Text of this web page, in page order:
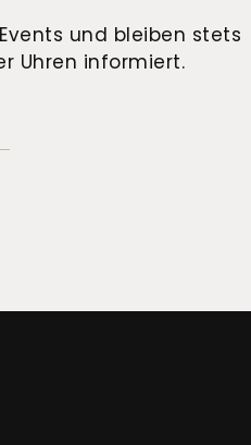
und bleiben stets
Uhren informiert.